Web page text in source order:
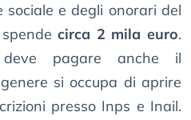
sociale e degli onorari del
spendecirca 2 mila euro.
pagare anche il
si occupa di aprire
presso Inps e Inail.